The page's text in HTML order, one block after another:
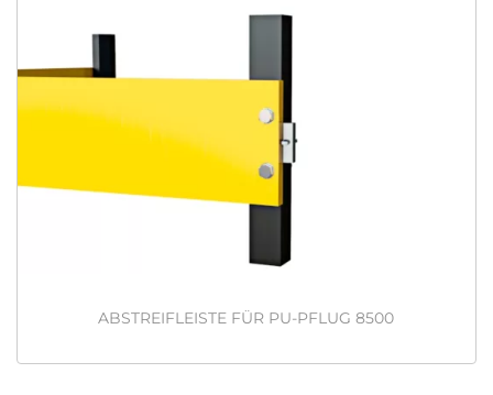
ABSTREIFLEISTE FÜR PU-PFLUG 8500